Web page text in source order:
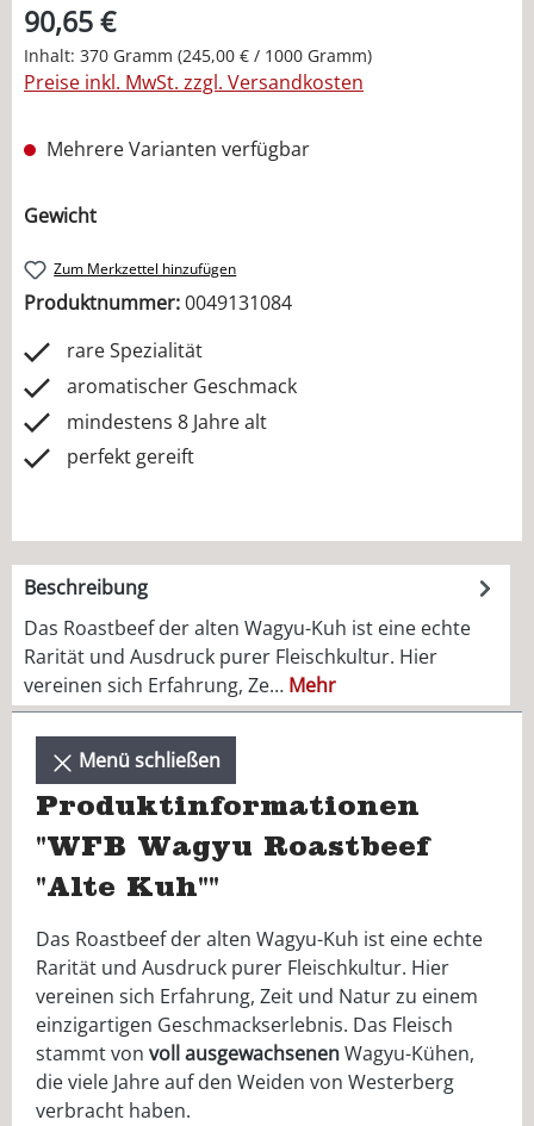
90,65 €
Inhalt: 370 Gramm (245,00 € / 1000 Gramm)
Preise inkl. MwSt. zzgl. Versandkosten
Mehrere Varianten verfügbar
Gewichtauswählen
Zum Merkzettel hinzufügen
Produktnummer:0049131084
rare Spezialität
aromatischer Geschmack
mindestens 8 Jahre alt
perfekt gereift
Beschreibung
Das Roastbeef der alten Wagyu-Kuh ist eine echte
Rarität und Ausdruck purer Fleischkultur. Hier
vereinen sich Erfahrung, Ze… Mehr
Menü schließen
Produktinformationen
"WFB Wagyu Roastbeef
"Alte Kuh""
Das Roastbeef der alten Wagyu-Kuh ist eine echte
Rarität und Ausdruck purer Fleischkultur. Hier
vereinen sich Erfahrung, Zeit und Natur zu einem
einzigartigen Geschmackserlebnis. Das Fleisch
stammt von vollausgewachsenenWagyu-Kühen,
die viele Jahre auf den Weiden von Westerberg
verbracht haben.